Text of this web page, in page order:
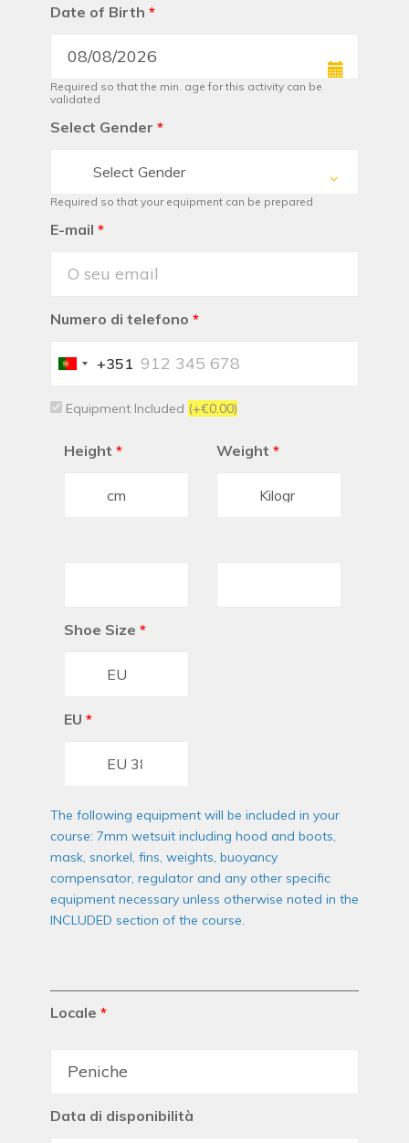
Date of Birth *
Required so that the min. age for this activity can be
validated
Select Gender *
Select Gender
Required so that your equipment can be prepared
E-mail *
Numero di telefono *
Portugal
+351
Equipment Included (+€0.00)
Height * Weight *
Shoe Size *
EU *
The following equipment will be included in your
course: 7mm wetsuit including hood and boots,
mask, snorkel, fins, weights, buoyancy
compensator, regulator and any other specific
equipment necessary unless otherwise noted in the
INCLUDED section of the course.
Locale *
Data di disponibilità